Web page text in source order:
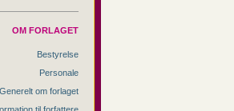
OM FORLAGET
Bestyrelse
Personale
Generelt om forlaget